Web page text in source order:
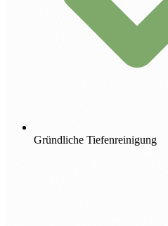
Gründliche Tiefenreinigung